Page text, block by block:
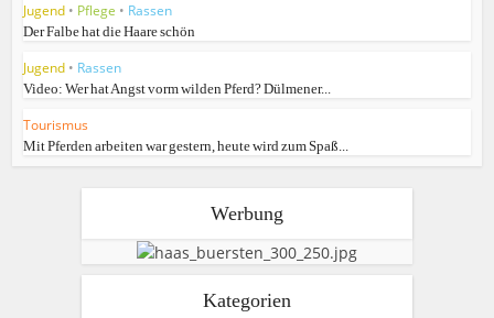
Jugend • Pflege • Rassen
Der Falbe hat die Haare schön
Jugend • Rassen
Video: Wer hat Angst vorm wilden Pferd? Dülmener...
Tourismus
Mit Pferden arbeiten war gestern, heute wird zum Spaß...
Werbung
Kategorien